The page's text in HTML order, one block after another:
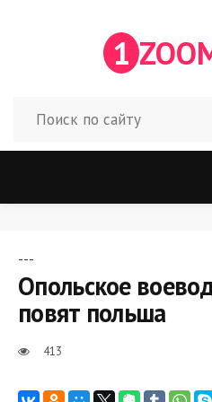
1
---
Опольское
повят польша
413